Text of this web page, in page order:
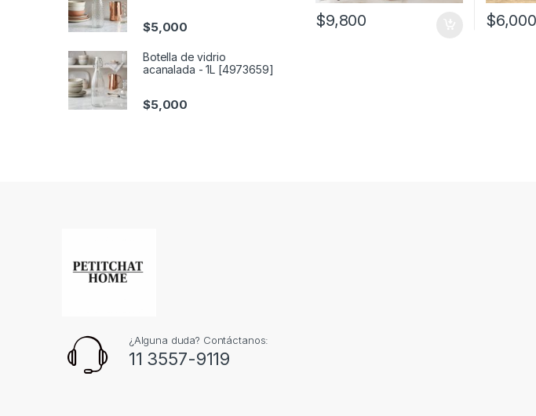
$9,800 $6,000
$5,000
Botella de vidrio
acanalada - 1L [4973659]
$5,000
¿Alguna duda? Contáctanos:
11 3557-9119